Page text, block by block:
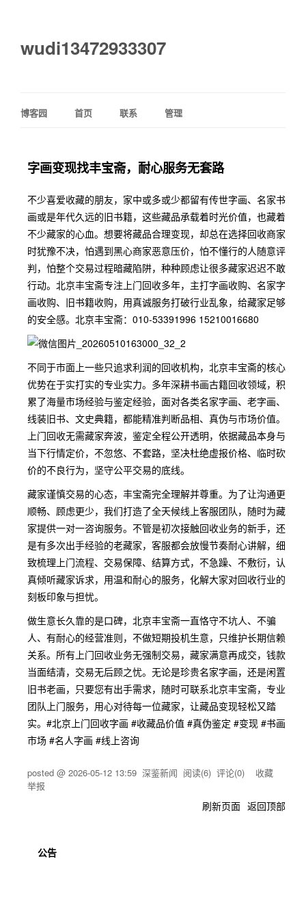
wudi13472933307
博客园 首页 联系 管理
字画变现找丰宝斋，耐心服务无套路
不少喜爱收藏的朋友，家中或多或少都留有传世字画、名家书
画或是年代久远的旧书籍，这些藏品承载着时光价值，也藏着
不少藏家的心血。想要将藏品合理变现，却总在选择回收商家
时犹豫不决，怕遇到黑心商家恶意压价，怕不懂行的人随意评
判，怕整个交易过程暗藏陷阱，种种顾虑让很多藏家迟迟不敢
行动。北京丰宝斋专注上门回收多年，主打字画收购、名家字
画收购、旧书籍收购，用真诚服务打破行业乱象，给藏家足够
的安全感。北京丰宝斋：010-53391996 15210016680
不同于市面上一些只追求利润的回收机构，北京丰宝斋的核心
优势在于实打实的专业实力。多年深耕书画古籍回收领域，积
累了海量市场经验与鉴定经验，面对各类名家字画、老字画、
线装旧书、文史典籍，都能精准判断品相、真伪与市场价值。
上门回收无需藏家奔波，鉴定全程公开透明，依据藏品本身与
当下行情定价，不忽悠、不套路，坚决杜绝虚报价格、临时砍
价的不良行为，坚守公平交易的底线。
藏家谨慎交易的心态，丰宝斋完全理解并尊重。为了让沟通更
顺畅、顾虑更少，我们打造了全天候线上客服团队，随时为藏
家提供一对一咨询服务。不管是初次接触回收业务的新手，还
是有多次出手经验的老藏家，客服都会放慢节奏耐心讲解，细
致梳理上门流程、交易保障、结算方式，不急躁、不敷衍，认
真倾听藏家诉求，用温和耐心的服务，化解大家对回收行业的
刻板印象与担忧。
做生意长久靠的是口碑，北京丰宝斋一直恪守不坑人、不骗
人、有耐心的经营准则，不做短期投机生意，只维护长期信赖
关系。所有上门回收业务无强制交易，藏家满意再成交，钱款
当面结清，交易无后顾之忧。无论是珍贵名家字画，还是闲置
旧书老画，只要您有出手需求，随时可联系北京丰宝斋，专业
团队上门服务，用心对待每一位藏家，让藏品变现轻松又踏
实。#北京上门回收字画 #收藏品价值 #真伪鉴定 #变现 #书画
市场 #名人字画 #线上咨询
posted @ 2026-05-12 13:59 深鉴新闻 阅读(6) 评论(0) 收藏
举报
刷新页面 返回顶部
公告